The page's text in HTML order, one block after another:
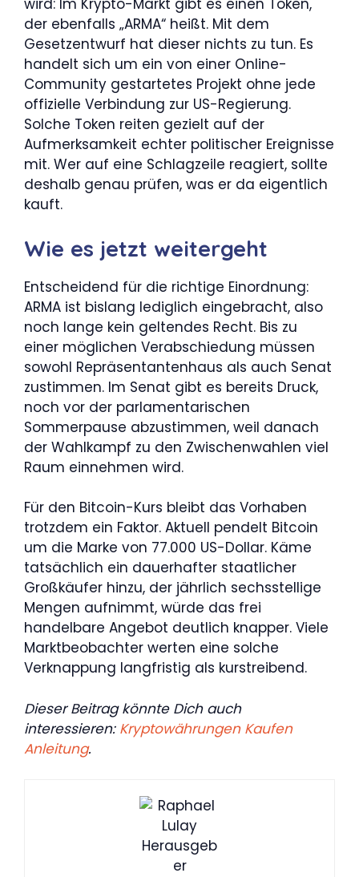
wird: Im Krypto-Markt gibt es einen Token,
der ebenfalls „ARMA“ heißt. Mit dem
Gesetzentwurf hat dieser nichts zu tun. Es
handelt sich um ein von einer Online-
Community gestartetes Projekt ohne jede
offizielle Verbindung zur US-Regierung.
Solche Token reiten gezielt auf der
Aufmerksamkeit echter politischer Ereignisse
mit. Wer auf eine Schlagzeile reagiert, sollte
deshalb genau prüfen, was er da eigentlich
kauft.
Wie es jetzt weitergeht
Entscheidend für die richtige Einordnung:
ARMA ist bislang lediglich eingebracht, also
noch lange kein geltendes Recht. Bis zu
einer möglichen Verabschiedung müssen
sowohl Repräsentantenhaus als auch Senat
zustimmen. Im Senat gibt es bereits Druck,
noch vor der parlamentarischen
Sommerpause abzustimmen, weil danach
der Wahlkampf zu den Zwischenwahlen viel
Raum einnehmen wird.
Für den Bitcoin-Kurs bleibt das Vorhaben
trotzdem ein Faktor. Aktuell pendelt Bitcoin
um die Marke von 77.000 US-Dollar. Käme
tatsächlich ein dauerhafter staatlicher
Großkäufer hinzu, der jährlich sechsstellige
Mengen aufnimmt, würde das frei
handelbare Angebot deutlich knapper. Viele
Marktbeobachter werten eine solche
Verknappung langfristig als kurstreibend.
Dieser Beitrag könnte Dich auch
interessieren: Kryptowährungen Kaufen
Anleitung.